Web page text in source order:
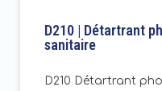
D210 | Détartrant
sanitaire
D210 Détartrant